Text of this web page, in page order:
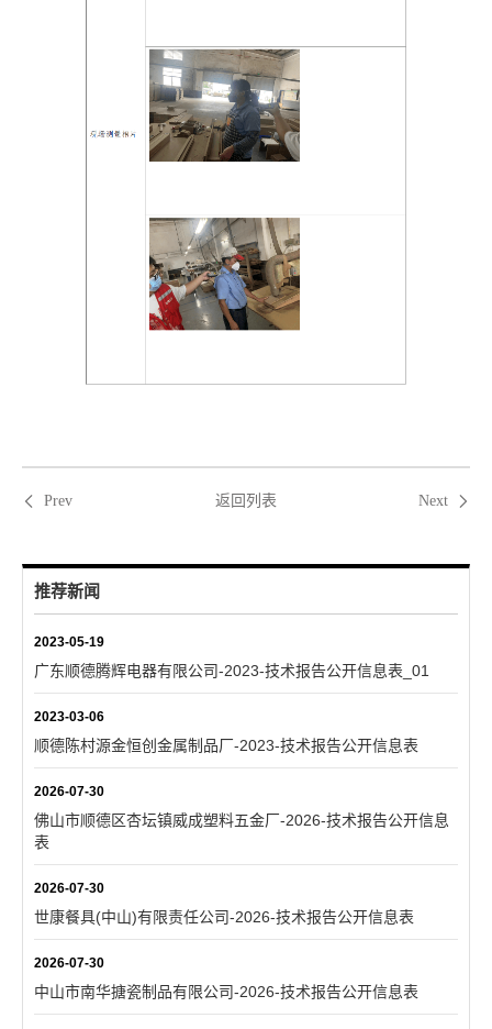
Prev 返回列表 Next
推荐新闻
2023-05-19
广东顺德腾辉电器有限公司-2023-技术报告公开信息表_01
2023-03-06
顺德陈村源金恒创金属制品厂-2023-技术报告公开信息表
2026-07-30
佛山市顺德区杏坛镇威成塑料五金厂-2026-技术报告公开信息
表
2026-07-30
世康餐具(中山)有限责任公司-2026-技术报告公开信息表
2026-07-30
中山市南华搪瓷制品有限公司-2026-技术报告公开信息表